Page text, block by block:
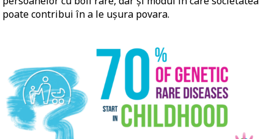
poate contribui în a le ușura povara.